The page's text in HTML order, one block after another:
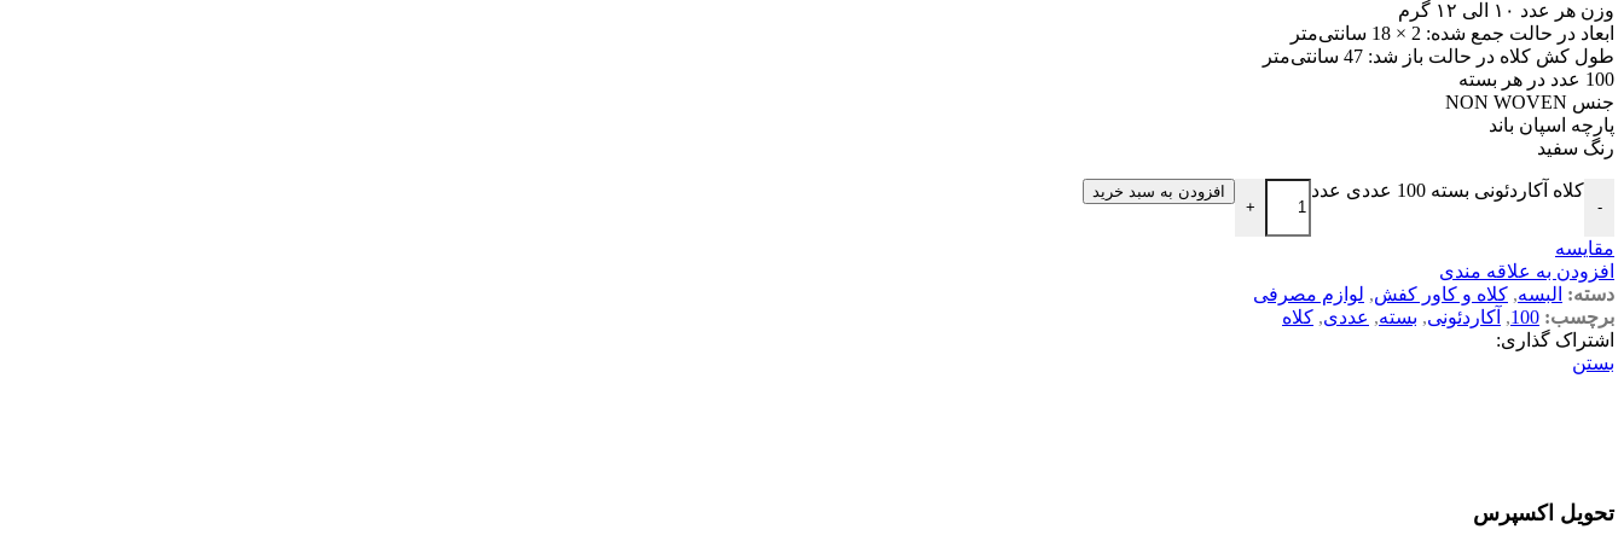
وزن هر عدد ۱۰ الی ۱۲ گرم
ابعاد در حالت جمع شده: 2 × 18 سانتی‌متر
طول کش کلاه در حالت باز شد: 47 سانتی‌متر
100 عدد در هر بسته
جنس NON WOVEN
پارچه اسپان باند
رنگ سفید
-
کلاه آکاردئونی بسته 100 عددی عدد
+
افزودن به سبد خرید
مقایسه
افزودن به علاقه مندی
دسته: البسه, کلاه و کاور کفش, لوازم مصرفی
برچسب: 100
, آکاردئونی, بسته, عددی, کلاه
اشتراک گذاری:
بستن
تحویل اکسپرس